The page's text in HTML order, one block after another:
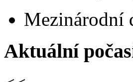
Mezinárodní
Aktuální